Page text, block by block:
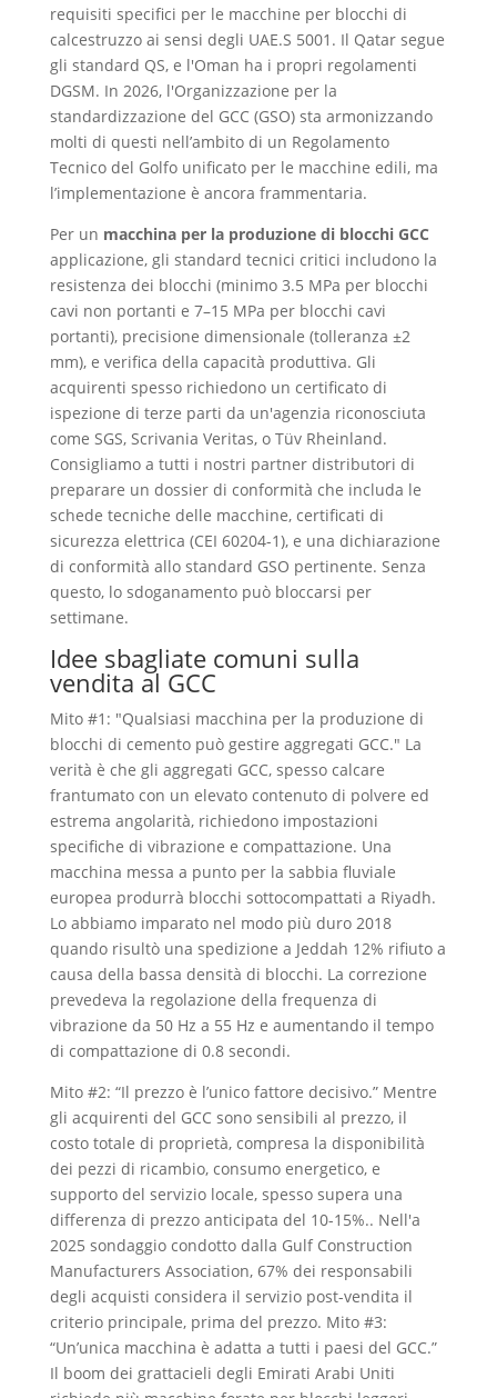
requisiti specifici per le macchine per blocchi di
calcestruzzo ai sensi degli UAE.S 5001. Il Qatar segue
gli standard QS, e l'Oman ha i propri regolamenti
DGSM. In 2026, l'Organizzazione per la
standardizzazione del GCC (GSO) sta armonizzando
molti di questi nell’ambito di un Regolamento
Tecnico del Golfo unificato per le macchine edili, ma
l’implementazione è ancora frammentaria.
Per un macchina per la produzione di blocchi GCC
applicazione, gli standard tecnici critici includono la
resistenza dei blocchi (minimo 3.5 MPa per blocchi
cavi non portanti e 7–15 MPa per blocchi cavi
portanti), precisione dimensionale (tolleranza ±2
mm), e verifica della capacità produttiva. Gli
acquirenti spesso richiedono un certificato di
ispezione di terze parti da un'agenzia riconosciuta
come SGS, Scrivania Veritas, o Tüv Rheinland.
Consigliamo a tutti i nostri partner distributori di
preparare un dossier di conformità che includa le
schede tecniche delle macchine, certificati di
sicurezza elettrica (CEI 60204-1), e una dichiarazione
di conformità allo standard GSO pertinente. Senza
questo, lo sdoganamento può bloccarsi per
settimane.
Idee sbagliate comuni sulla
vendita al GCC
Mito #1: "Qualsiasi macchina per la produzione di
blocchi di cemento può gestire aggregati GCC." La
verità è che gli aggregati GCC, spesso calcare
frantumato con un elevato contenuto di polvere ed
estrema angolarità, richiedono impostazioni
specifiche di vibrazione e compattazione. Una
macchina messa a punto per la sabbia fluviale
europea produrrà blocchi sottocompattati a Riyadh.
Lo abbiamo imparato nel modo più duro 2018
quando risultò una spedizione a Jeddah 12% rifiuto a
causa della bassa densità di blocchi. La correzione
prevedeva la regolazione della frequenza di
vibrazione da 50 Hz a 55 Hz e aumentando il tempo
di compattazione di 0.8 secondi.
Mito #2: “Il prezzo è l’unico fattore decisivo.” Mentre
gli acquirenti del GCC sono sensibili al prezzo, il
costo totale di proprietà, compresa la disponibilità
dei pezzi di ricambio, consumo energetico, e
supporto del servizio locale, spesso supera una
differenza di prezzo anticipata del 10-15%.. Nell'a
2025 sondaggio condotto dalla Gulf Construction
Manufacturers Association, 67% dei responsabili
degli acquisti considera il servizio post-vendita il
criterio principale, prima del prezzo. Mito #3:
“Un’unica macchina è adatta a tutti i paesi del GCC.”
Il boom dei grattacieli degli Emirati Arabi Uniti